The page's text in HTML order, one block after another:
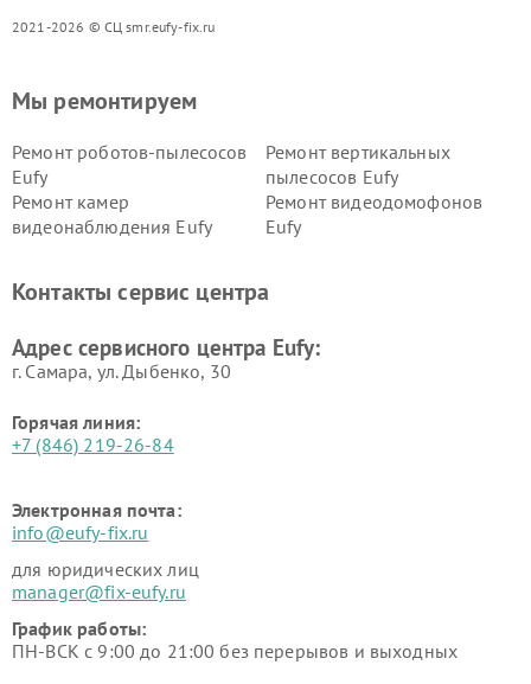
2021-2026 © СЦ smr.eufy-fix.ru
Мы ремонтируем
Ремонт роботов-пылесосов
Eufy
Ремонт вертикальных
пылесосов Eufy
Ремонт камер
видеонаблюдения Eufy
Ремонт видеодомофонов
Eufy
Контакты сервис центра
Адрес сервисного центра Eufy:
г. Самара, ул. Дыбенко, 30
Горячая линия:
+7 (846) 219-26-84
Электронная почта:
info@eufy-fix.ru
для юридических лиц
manager@fix-eufy.ru
График работы:
ПН-ВСК с 9:00 до 21:00 без перерывов и выходных